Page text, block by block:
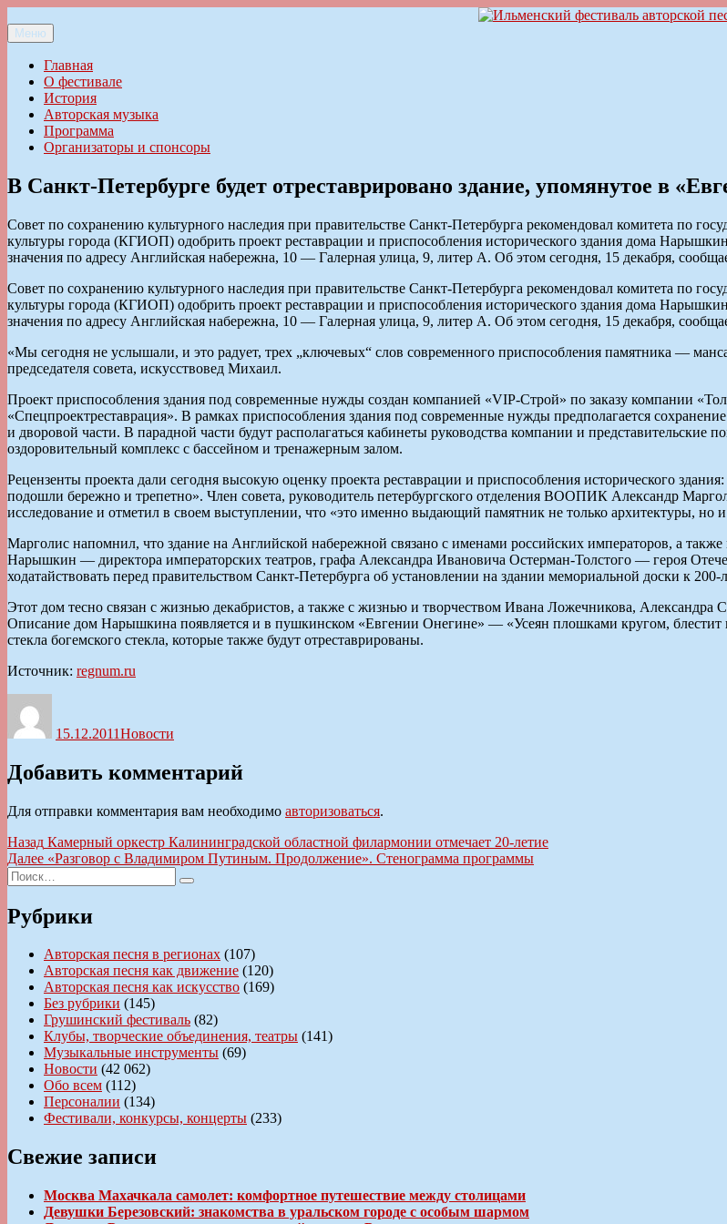
к
содержимому
Ильменский фестиваль авторской песни
Меню
Главная
О фестивале
История
Авторская музыка
Программа
Организаторы и спонсоры
В Санкт-Петербурге будет отреставрировано здание, упомянутое в
Совет по сохранению культурного наследия при правительстве Санкт-Петербурга рекомендовал комитета по
культуры города (КГИОП) одобрить проект реставрации и приспособления исторического здания дома
значения по адресу Английская набережна, 10 — Галерная улица, 9, литер А. Об этом сегодня, 15 декабря,
Совет по сохранению культурного наследия при правительстве Санкт-Петербурга рекомендовал комитета по
культуры города (КГИОП) одобрить проект реставрации и приспособления исторического здания дома
значения по адресу Английская набережна, 10 — Галерная улица, 9, литер А. Об этом сегодня, 15 декабря,
«Мы сегодня не услышали, и это радует, трех „ключевых“ слов современного приспособления памятника —
председателя совета, искусствовед Михаил.
Проект приспособления здания под современные нужды создан компанией «VIP-Строй» по заказу компании
«Спецпроектреставрация». В рамках приспособления здания под современные нужды предполагается
и дворовой части. В парадной части будут располагаться кабинеты руководства компании и
оздоровительный комплекс с бассейном и тренажерным залом.
Рецензенты проекта дали сегодня высокую оценку проекта реставрации и приспособления исторического
подошли бережно и трепетно». Член совета, руководитель петербургского отделения ВООПИК Александр
исследование и отметил в своем выступлении, что «это именно выдающий памятник не только архитектуры,
Марголис напомнил, что здание на Английской набережной связано с именами российских императоров, а
Нарышкин — директора императорских театров, графа Александра Ивановича Остерман-Толстого — героя
ходатайствовать перед правительством Санкт-Петербурга об установлении на здании мемориальной доски к
Этот дом тесно связан с жизнью декабристов, а также с жизнью и творчеством Ивана Ложечникова,
Описание дом Нарышкина появляется и в пушкинском «Евгении Онегине» — «Усеян плошками кругом,
стекла богемского стекла, которые также будут отреставрированы.
Источник: regnum.ru
15.12.2011Новости
Добавить комментарий
Для отправки комментария вам необходимо авторизоваться.
Навигация
по
записям
Назад Предыдущая
запись:
Камерный оркестр Калининградской областной филармонии отмечает 20-летие
Далее Следующая
«Разговор с Владимиром Путиным. Продолжение». Стенограмма программы
Искать:
Поиск
Рубрики
Авторская песня в регионах (107)
Авторская песня как движение (120)
Авторская песня как искусство (169)
Без рубрики (145)
Грушинский фестиваль (82)
Клубы, творческие объединения, театры (141)
Музыкальные инструменты (69)
Новости (42 062)
Обо всем (112)
Персоналии (134)
Фестивали, конкурсы, концерты (233)
Свежие записи
Москва Махачкала самолет: комфортное путешествие между столицами
Девушки Березовский: знакомства в уральском городе с особым шармом